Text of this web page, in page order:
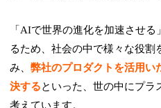
「AIで世界の進化を加速させ
るため、社会の中で様々な役割
み、弊社のプロダクトを活用い
決するといった、世の中にプラ
考えています。